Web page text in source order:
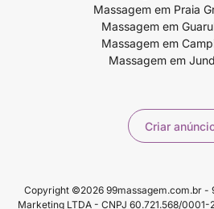
Massagem em Praia
Massagem em
Massagem em
Massagem em
Criar
Copyright ©2026 99massagem.com.br -
Marketing LTDA - CNPJ 60.721.568/0001-